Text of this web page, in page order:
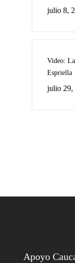
julio 8,
Video:
Espriella
julio 29,
Apoyo